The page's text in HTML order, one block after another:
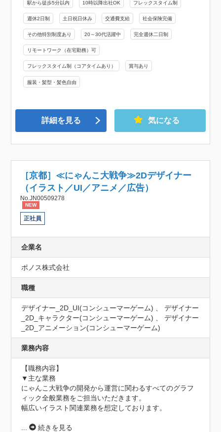
駅から徒歩5分以内 10時以降出社OK フレックスタイム制
週休2日制 土日祝日休み 交通費支給 社会保険完備
その他特別制度あり 20～30代活躍中 完全週休二日制
リモートワーク（在宅勤務）可
フレックスタイム制（コアタイムあり） 賞与あり
服装・髪型・髪色自由
詳細を見る 気になる
［京都］≪にゃんこ大戦争≫2Dデザイナー
（イラスト／UI／アニメ／広告）
No.JN00509278
NEW
正社員
企業名
ポノス株式会社
職種
デザイナー_2D_UI(コンシューマーゲーム) 、 デザイナー
_2D_キャラクター(コンシューマーゲーム) 、 デザイナー
_2D_アニメーション(コンシューマーゲーム)
業務内容
【職務内容】
▼主な業務
にゃんこ大戦争の開発から運営に関わるすべてのグラフ
ィック全般業務をご担当いただきます。
幅広いイラスト関連業務を想定しております。
... 続きを見る